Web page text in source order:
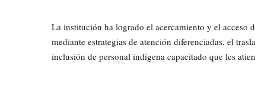
La institución ha logrado el acercamiento y el acceso
mediante estrategias de atención diferenciadas, el
inclusión de personal indígena capacitado que les